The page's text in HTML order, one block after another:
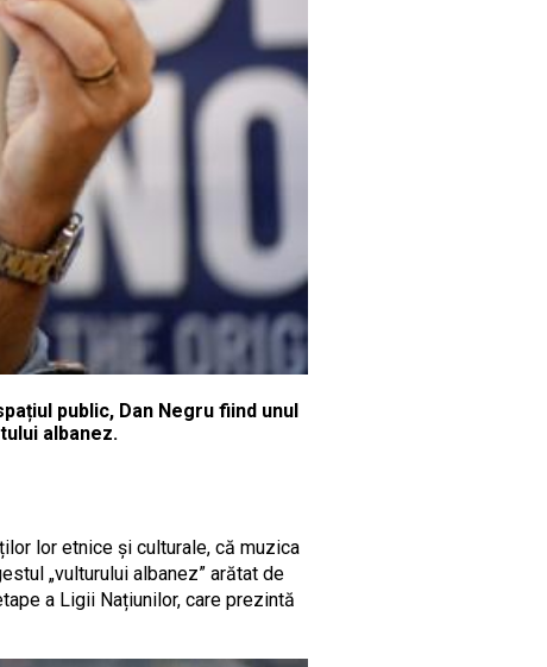
public, Dan Negru fiind unul
albanez.
lor etnice și culturale, că muzica
„vulturului albanez” arătat de
a Ligii Națiunilor, care prezintă